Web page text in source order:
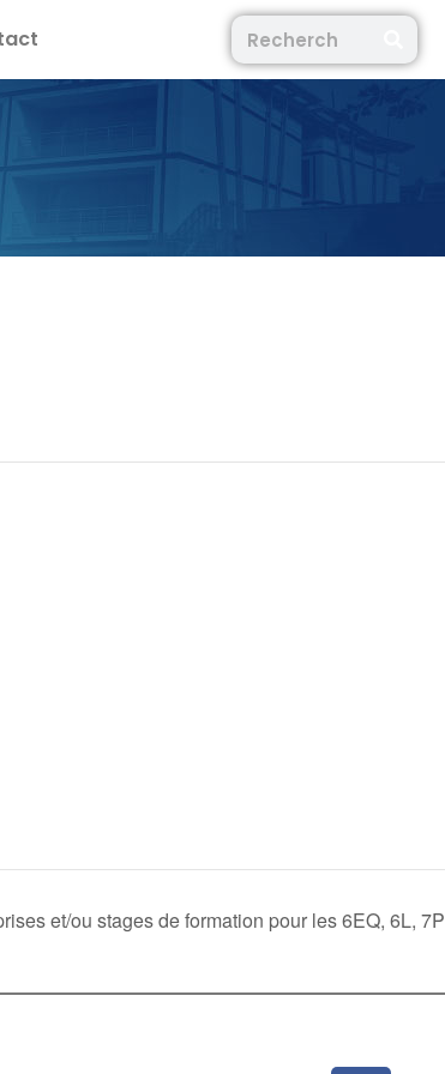
et/ou stages de formation pour les 6EQ, 6L, 7P